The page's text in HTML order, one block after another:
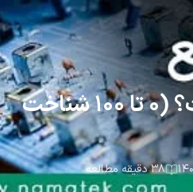
الکترونیک چیست؟ (0 تا 100 شناخت
۳۸ دقیقه مطالعه